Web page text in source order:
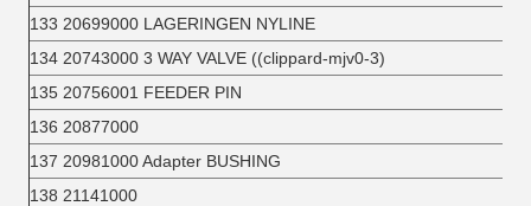
133 20699000 LAGERINGEN NYLINE
134 20743000 3 WAY VALVE ((clippard-mjv0-3)
135 20756001 FEEDER PIN
136 20877000
137 20981000 Adapter BUSHING
138 21141000